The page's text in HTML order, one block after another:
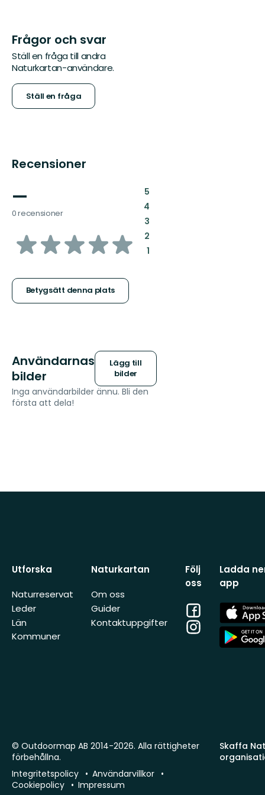
Frågor och svar
Ställ en fråga till andra
Naturkartan-användare.
Ställ en fråga
Recensioner
—
0 recensioner
av
stjärnor
Betygsätt denna plats
5:
4:
3:
2:
1:
Användarnas
bilder
Lägg till
bilder
Inga användarbilder ännu. Bli den
första att dela!
Utforska
Naturreservat
Leder
Län
Kommuner
Naturkartan
Om oss
Guider
Kontaktuppgifter
Följ
oss
Facebook
Instagram
Ladda
app
App
Store
App
Store
Skaffa
© Outdoormap AB 2014-2026. Alla rättigheter
förbehållna.
Integritetspolicy
Användarvillkor
Cookiepolicy
Impressum